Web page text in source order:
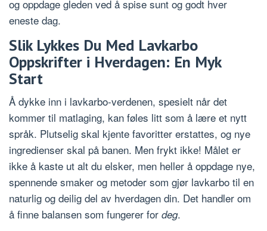
og oppdage gleden ved å spise sunt og godt hver
eneste dag.
Slik Lykkes Du Med Lavkarbo
Oppskrifter i Hverdagen: En Myk
Start
Å dykke inn i lavkarbo-verdenen, spesielt når det
kommer til matlaging, kan føles litt som å lære et nytt
språk. Plutselig skal kjente favoritter erstattes, og nye
ingredienser skal på banen. Men frykt ikke! Målet er
ikke å kaste ut alt du elsker, men heller å oppdage nye,
spennende smaker og metoder som gjør lavkarbo til en
naturlig og deilig del av hverdagen din. Det handler om
å finne balansen som fungerer for deg.